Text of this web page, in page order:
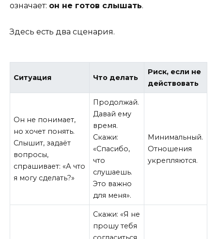
означает: он не готов слышать.
Здесь есть два сценария.
Ситуация Что делать
Риск, если не
действовать
Он не понимает,
но хочет понять.
Слышит, задаёт
вопросы,
спрашивает: «А что
я могу сделать?»
Продолжай.
Давай ему
время.
Скажи:
«Спасибо,
что
слушаешь.
Это важно
для меня».
Минимальный.
Отношения
укрепляются.
Скажи: «Я не
прошу тебя